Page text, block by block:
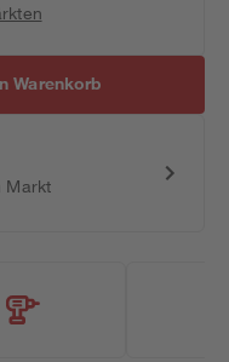
Warenkorb
Markt